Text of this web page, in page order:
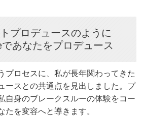
プロデュースのように
あなたをプロデュース
プロセスに、私が長年関わってきた
ースとの共通点を見出しました。プ
自身のブレークスルーの体験をコー
たを変容へと導きます。